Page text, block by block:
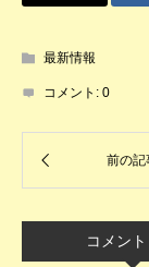
最新情報
コメント: 0
コメン